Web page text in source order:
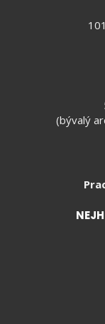
(bývalý